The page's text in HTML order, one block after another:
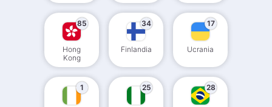
85
Hong
Kong
34
Finlandia
17
Ucrania
1 25 28